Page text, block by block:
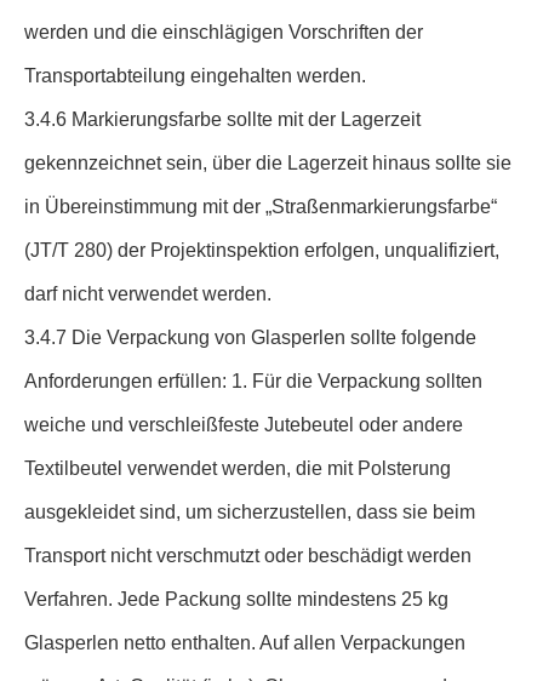
werden und die einschlägigen Vorschriften der
Transportabteilung eingehalten werden.
3.4.6 Markierungsfarbe sollte mit der Lagerzeit
gekennzeichnet sein, über die Lagerzeit hinaus sollte sie
in Übereinstimmung mit der „Straßenmarkierungsfarbe“
(JT/T 280) der Projektinspektion erfolgen, unqualifiziert,
darf nicht verwendet werden.
3.4.7 Die Verpackung von Glasperlen sollte folgende
Anforderungen erfüllen: 1. Für die Verpackung sollten
weiche und verschleißfeste Jutebeutel oder andere
Textilbeutel verwendet werden, die mit Polsterung
ausgekleidet sind, um sicherzustellen, dass sie beim
Transport nicht verschmutzt oder beschädigt werden
Verfahren. Jede Packung sollte mindestens 25 kg
Glasperlen netto enthalten. Auf allen Verpackungen